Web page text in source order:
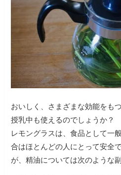
おいしく、さまざまな効能をも
授乳中も使えるのでしょうか？
レモングラスは、食品として一
合はほとんどの人にとって安全
が、精油については次のような